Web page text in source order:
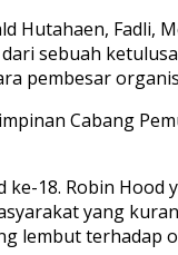
Fadli,
sebuah
pembesar
Cabang
18. Robin
yang
terhadap